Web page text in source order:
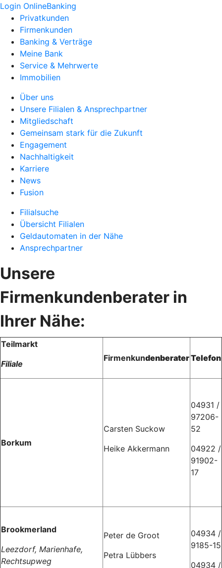
Login OnlineBanking
Privatkunden
Firmenkunden
Banking & Verträge
Meine Bank
Service & Mehrwerte
Immobilien
Über uns
Unsere Filialen & Ansprechpartner
Mitgliedschaft
Gemeinsam stark für die Zukunft
Engagement
Nachhaltigkeit
Karriere
News
Fusion
Filialsuche
Übersicht Filialen
Geldautomaten in der Nähe
Ansprechpartner
Unsere
Firmenkundenberater in
Ihrer Nähe:
Teilmarkt
Filiale
FirmenkundenberaterTelefon
Borkum
Carsten Suckow
Heike Akkermann
04931 /
97206-
52
04922 /
91902-
17
Brookmerland
Leezdorf, Marienhafe,
Rechtsupweg
Peter de Groot
Petra Lübbers
04934 /
9185-15
04934 /